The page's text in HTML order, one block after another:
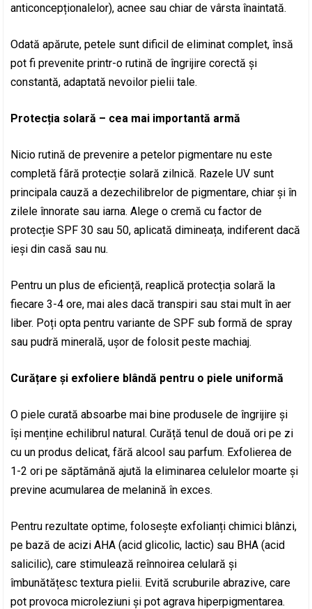
anticoncepționalelor), acnee sau chiar de vârsta înaintată.
Odată apărute, petele sunt dificil de eliminat complet, însă
pot fi prevenite printr-o rutină de îngrijire corectă și
constantă, adaptată nevoilor pielii tale.
Protecția solară – cea mai importantă armă
Nicio rutină de prevenire a petelor pigmentare nu este
completă fără protecție solară zilnică. Razele UV sunt
principala cauză a dezechilibrelor de pigmentare, chiar și în
zilele înnorate sau iarna. Alege o cremă cu factor de
protecție SPF 30 sau 50, aplicată dimineața, indiferent dacă
ieși din casă sau nu.
Pentru un plus de eficiență, reaplică protecția solară la
fiecare 3-4 ore, mai ales dacă transpiri sau stai mult în aer
liber. Poți opta pentru variante de SPF sub formă de spray
sau pudră minerală, ușor de folosit peste machiaj.
Curățare și exfoliere blândă pentru o piele uniformă
O piele curată absoarbe mai bine produsele de îngrijire și
își menține echilibrul natural. Curăță tenul de două ori pe zi
cu un produs delicat, fără alcool sau parfum. Exfolierea de
1-2 ori pe săptămână ajută la eliminarea celulelor moarte și
previne acumularea de melanină în exces.
Pentru rezultate optime, folosește exfolianți chimici blânzi,
pe bază de acizi AHA (acid glicolic, lactic) sau BHA (acid
salicilic), care stimulează reînnoirea celulară și
îmbunătățesc textura pielii. Evită scruburile abrazive, care
pot provoca microleziuni și pot agrava hiperpigmentarea.